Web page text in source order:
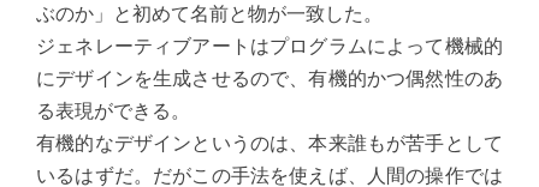
ぶのか」と初めて名前と物が一致した。
ジェネレーティブアートはプログラムによって機械的
にデザインを生成させるので、有機的かつ偶然性のあ
る表現ができる。
有機的なデザインというのは、本来誰もが苦手として
いるはずだ。だがこの手法を使えば、人間の操作では